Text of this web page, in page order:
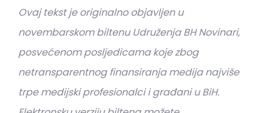
Ovaj tekst je originalno objavljen u
novembarskom biltenu Udruženja BH Novinari,
posvećenom posljedicama koje zbog
netransparentnog finansiranja medija najviše
trpe medijski profesionalci i građani u BiH.